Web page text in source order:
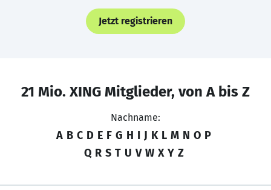
Jetzt registrieren
21 Mio. XING Mitglieder, von A bis Z
Nachname:
A B C D E F G H I J K L M N O P
Q R S T U V W X Y Z